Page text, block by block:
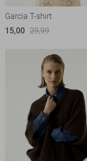
Garcia T-shirt
15,00 29,99